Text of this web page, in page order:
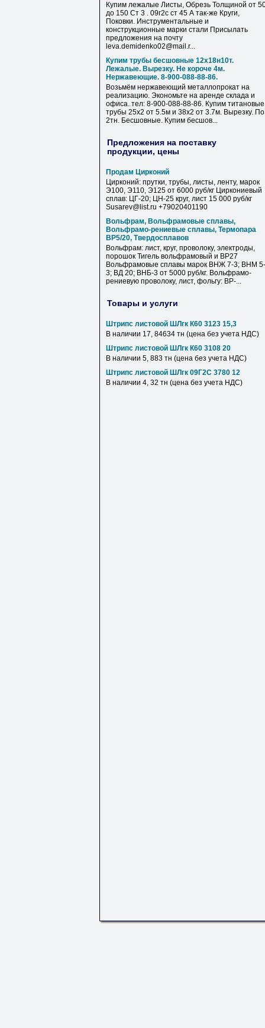
Купим лежалые Листы, Обрезь Толщиной от
до 150 Ст 3 . 09г2с ст 45 А так-же Круги,
Поковки. Инструментальные и
конструкционные марки стали Присылать
предложения на почту
leva.demidenko02@mail.r...
Купим трубы бесшовные 12х18н10т.
Лежалые. Вырезку. Не короче 4м.
Нержавеющие. 8-900-088-88-86.
Возьмём нержавеющий металлопрокат на
реализацию. Экономьте на аренде склада и
офиса. тел: 8-900-088-88-86. Купим титановые
трубы 25х2 от 5.5м и 38х2 от 3.7м. Вырезку. По
2тн. Бесшовные. Купим бесшов...
Предложения на поставку
продукции, цены
Продам Цирконий
Цирконий: прутки, трубы, листы, ленту, марок
Э100, Э110, Э125 от 6000 руб/кг Циркониевый
сплав: ЦГ-20; ЦН-25 круг, лист 15 000 руб/кг
Susarev@list.ru +79020401190
Вольфрам, Вольфрамовые сплавы,
Вольфрамо-рениевые сплавы, Термопара
ВР5/20, Твердосплавов
Вольфрам: лист, круг, проволоку, электроды,
порошок Тигель вольфрамовый и ВР27
Вольфрамовые сплавы марок ВНЖ 7-3; ВНМ 5-
3; ВД 20; ВНБ-3 от 5000 руб/кг. Вольфрамо-
рениевую проволоку, лист, фольгу: ВР-...
Товары и услуги
Штрипс листовой ШЛгк К60 3123 15,3
В наличии 17, 84634 тн (цена без учета НДС)
Штрипс листовой ШЛгк К60 3108 20
В наличии 5, 883 тн (цена без учета НДС)
Штрипс листовой ШЛгк 09Г2С 3780 12
В наличии 4, 32 тн (цена без учета НДС)